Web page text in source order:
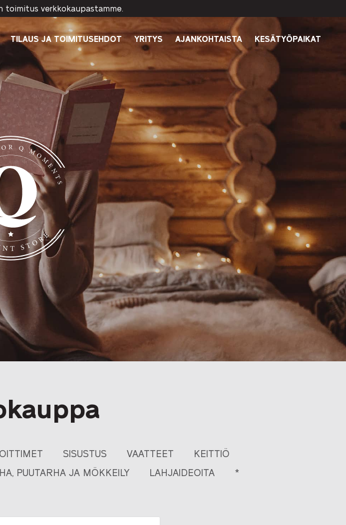
verkkokaupastamme.
TILAUS JA TOIMITUSEHDOT YRITYS AJANKOHTAISTA KESÄTYÖPAIKAT
Point
SISUSTUS VAATTEET
KEITTIÖ
PUUTARHA JA MÖKKEILY LAHJAIDEOITA
*